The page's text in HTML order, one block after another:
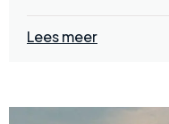
Lees meer